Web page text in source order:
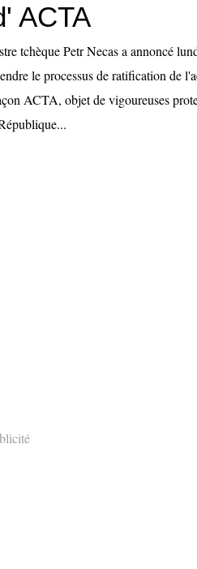
ACTA
tchèque Petr Necas a annoncé
le processus de ratification de
ACTA, objet de vigoureuses